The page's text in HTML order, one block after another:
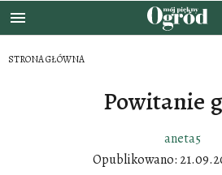
STRONA GŁÓWNA
Powitanie
aneta5
Opublikowano: